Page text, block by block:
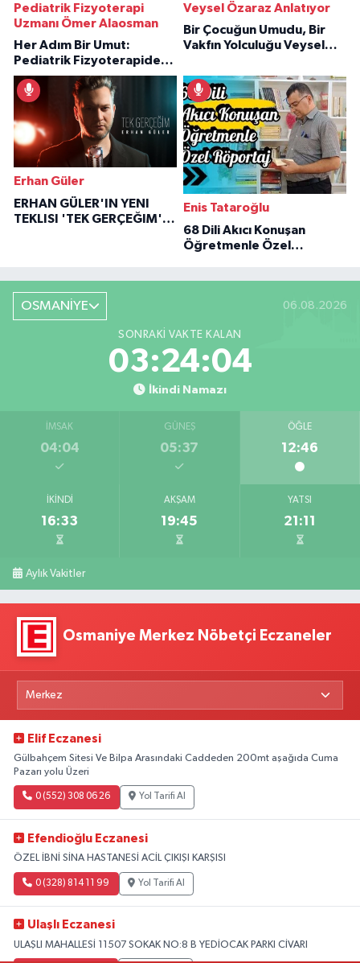
Pediatrik Fizyoterapi
Uzmanı Ömer Alaosman
Her Adım Bir Umut:
Pediatrik Fizyoterapiden
İlham Veren Hikâyeler
Veysel Özaraz Anlatıyor
Bir Çocuğun Umudu, Bir
Vakfın Yolculuğu Veysel
Erhan Güler
ERHAN GÜLER'IN YENI
TEKLISI 'TEK GERÇEĞIM'LE
Enis Tataroğlu
68 Dili Akıcı Konuşan
Öğretmenle Özel
OSMANİYE 06.08.2026
SONRAKI VAKTE KALAN
03:24:03
İkindi Namazı
İMSAK
04:04
GÜNEŞ
05:37
ÖĞLE
12:46
İKINDI
16:33
AKŞAM
19:45
YATSI
21:11
Aylık Vakitler
Osmaniye Merkez Nöbetçi Eczaneler
Elif Eczanesi
Gülbahçem Sitesi Ve Bilpa Arasındaki Caddeden 200mt aşağıda Cuma
Pazarı yolu Üzeri
0 (552) 308 06 26 Yol Tarifi Al
Efendioğlu Eczanesi
ÖZEL İBNİ SİNA HASTANESİ ACİL ÇIKIŞI KARŞISI
0 (328) 814 11 99 Yol Tarifi Al
Ulaşlı Eczanesi
ULAŞLI MAHALLESİ 11507 SOKAK NO:8 B YEDİOCAK PARKI CİVARI